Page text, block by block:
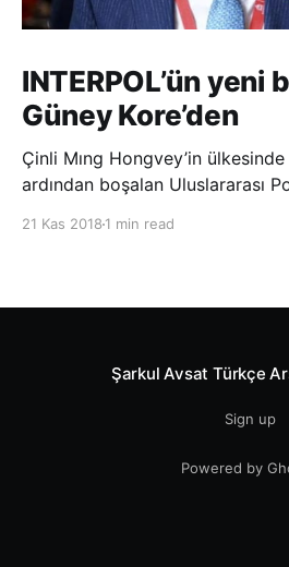
INTERPOL’ün yeni
Güney Kore’den
Çinli Mıng Hongvey’in ülkesinde
ardından boşalan Uluslararası
21 Kas 2018 1 min read
Şarkul Avsat Türkçe
Sign up
Powered by